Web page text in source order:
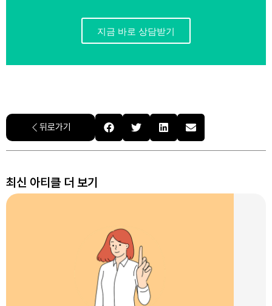
지금 바로 상담받기
뒤로가기
최신 아티클 더 보기